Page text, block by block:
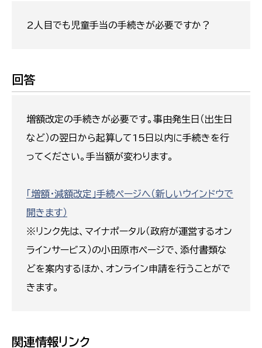
2人目でも児童手当の手続きが必要ですか？
回答
増額改定の手続きが必要です。事由発生日（出生日
など）の翌日から起算して15日以内に手続きを行
ってください。手当額が変わります。
「増額・減額改定」手続ページへ（新しいウインドウで
開きます）
※リンク先は、マイナポータル（政府が運営するオン
ラインサービス）の小田原市ページで、添付書類な
どを案内するほか、オンライン申請を行うことがで
きます。
関連情報リンク